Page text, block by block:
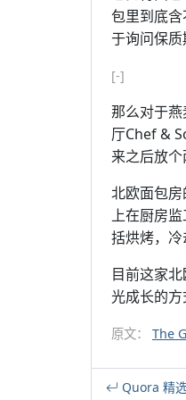
包里到底
于询问保
[-]
那么对于
厅Chef &
来之后放
北欧面包
上在厨房
括烘烤，冷
目前这家
光成长的
原文： The
Quora 精